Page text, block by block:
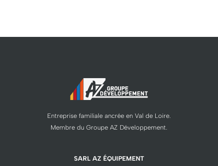
Entreprise familiale ancrée en Val de Loire.
Membre du Groupe AZ Développement.
SARL AZ ÉQUIPEMENT